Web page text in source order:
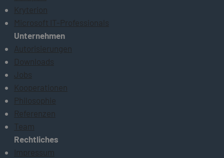
Kryterion
Microsoft IT-Professionals
Unternehmen
Autorisierungen
Downloads
Jobs
Kooperationen
Philosophie
Referenzen
Team
Rechtliches
Impressum